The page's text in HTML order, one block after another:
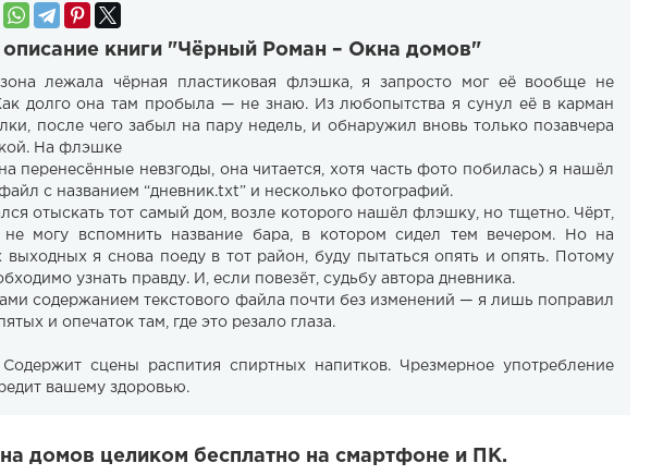
описание книги "Чёрный Роман – Окна домов"
лежала чёрная пластиковая флэшка, я запросто мог её вообще не
долго она там пробыла — не знаю. Из любопытства я сунул её в карман
после чего забыл на пару недель, и обнаружил вновь только позавчера
На флэшке
перенесённые невзгоды, она читается, хотя часть фото побилась) я нашёл
с названием “дневник.txt” и несколько фотографий.
отыскать тот самый дом, возле которого нашёл флэшку, но тщетно. Чёрт,
могу вспомнить название бара, в котором сидел тем вечером. Но на
я снова поеду в тот район, буду пытаться опять и опять. Потому
узнать правду. И, если повезёт, судьбу автора дневника.
содержанием текстового файла почти без изменений — я лишь поправил
и опечаток там, где это резало глаза.
сцены распития спиртных напитков. Чрезмерное употребление
вашему здоровью.
домов целиком бесплатно на смартфоне и ПК.